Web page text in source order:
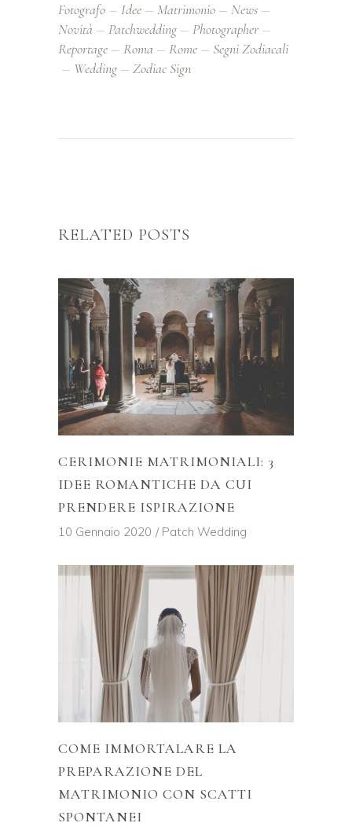
Fotografo Idee Matrimonio
News
Novità
Patchwedding
Photographer
Reportage
Roma Rome
Segni Zodiacali
Wedding
Zodiac Sign
RELATED POSTS
CERIMONIE MATRIMONIALI: 3
IDEE ROMANTICHE DA CUI
PRENDERE ISPIRAZIONE
10 Gennaio 2020 Patch Wedding
COME IMMORTALARE LA
PREPARAZIONE DEL
MATRIMONIO CON SCATTI
SPONTANEI